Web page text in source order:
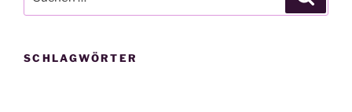
ter?“
nach:
SCHLAGWÖRTER